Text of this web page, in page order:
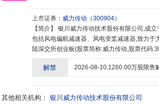
上市证券： 威力传动 （300904）
【简介】
包括风电偏航减速器、风电变桨减速器,致力
陆深交所创业板(股票简称:威力传动,股票代
行业优秀人才,积累了丰富的经验技术,凭借较
录,并与上述客户建立了良好、稳定的合作关系
解禁 2026-08-10,1260.00万股限售
其他相关机构： 银川威力传动技术股份有限公司